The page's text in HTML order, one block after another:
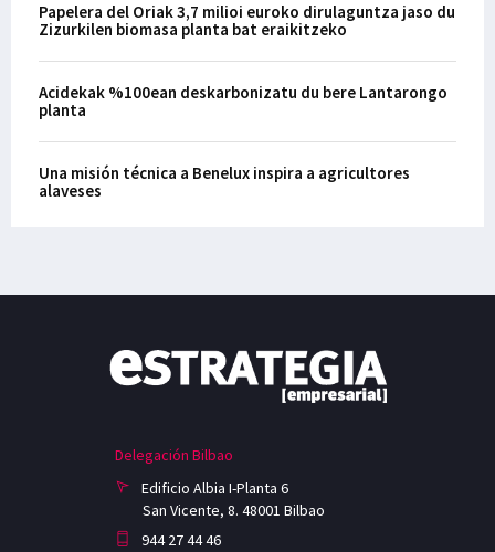
Papelera del Oriak 3,7 milioi euroko dirulaguntza jaso du
Zizurkilen biomasa planta bat eraikitzeko
Acidekak %100ean deskarbonizatu du bere Lantarongo
planta
Una misión técnica a Benelux inspira a agricultores
alaveses
Delegación Bilbao
Edificio Albia I-Planta 6
San Vicente, 8. 48001 Bilbao
944 27 44 46